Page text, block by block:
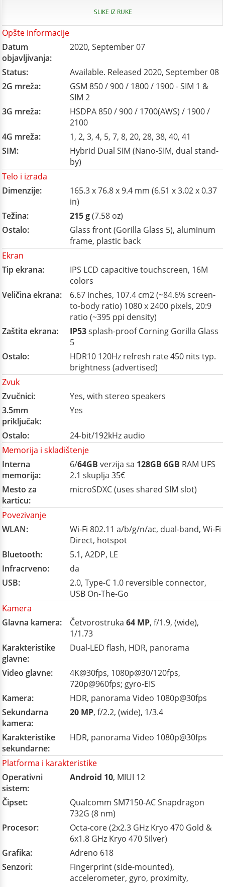
SLIKE IZ RUKE
Opšte informacije
Datum
objavljivanja:
2020, September 07
Status:
Available. Released 2020, September 08
2G mreža:
GSM 850 / 900 / 1800 / 1900 - SIM 1 &
SIM 2
3G mreža:
HSDPA 850 / 900 / 1700(AWS) / 1900 /
2100
4G mreža:
1, 2, 3, 4, 5, 7, 8, 20, 28, 38, 40, 41
SIM:
Hybrid Dual SIM (Nano-SIM, dual stand-
by)
Telo i izrada
Dimenzije:
165.3 x 76.8 x 9.4 mm (6.51 x 3.02 x 0.37
in)
Težina:
215 g(7.58 oz)
Ostalo:
Glass front (Gorilla Glass 5), aluminum
frame, plastic back
Ekran
Tip ekrana:
IPS LCD capacitive touchscreen, 16M
colors
Veličina ekrana:
6.67 inches, 107.4 cm2 (~84.6% screen-
to-body ratio) 1080 x 2400 pixels, 20:9
ratio (~395 ppi density)
Zaštita ekrana:
IP53splash-proof Corning Gorilla Glass
5
Ostalo:
HDR10 120Hz refresh rate 450 nits typ.
brightness (advertised)
Zvuk
Zvučnici:
Yes, with stereo speakers
3.5mm
priključak:
Yes
Ostalo:
24-bit/192kHz audio
Memorija i skladištenje
Interna
memorija:
6/64GB verzija sa 128GB 6GB RAM UFS
2.1 skuplja 35€
Mesto za
karticu:
microSDXC (uses shared SIM slot)
Povezivanje
WLAN:
Wi-Fi 802.11 a/b/g/n/ac, dual-band, Wi-Fi
Direct, hotspot
Bluetooth:
5.1, A2DP, LE
Infracrveno:
da
USB:
2.0, Type-C 1.0 reversible connector,
USB On-The-Go
Kamera
Glavna kamera:
Četvorostruka 64 MP, f/1.9, (wide),
1/1.73
Karakteristike
glavne:
Dual-LED flash, HDR, panorama
Video glavne:
4K@30fps, 1080p@30/120fps,
720p@960fps; gyro-EIS
Kamera:
HDR, panorama Video 1080p@30fps
Sekundarna
kamera:
20 MP, f/2.2, (wide), 1/3.4
Karakteristike
sekundarne:
HDR, panorama Video 1080p@30fps
Platforma i karakteristike
Operativni
sistem:
Android 10, MIUI 12
Čipset:
Qualcomm SM7150-AC Snapdragon
732G (8 nm)
Procesor:
Octa-core (2x2.3 GHz Kryo 470 Gold &
6x1.8 GHz Kryo 470 Silver)
Grafika:
Adreno 618
Senzori:
Fingerprint (side-mounted),
accelerometer, gyro, proximity,